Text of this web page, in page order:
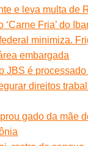
e leva multa de
‘Carne Fria’ do
minimiza.
embargada
JBS é
direitos
gado da mãe